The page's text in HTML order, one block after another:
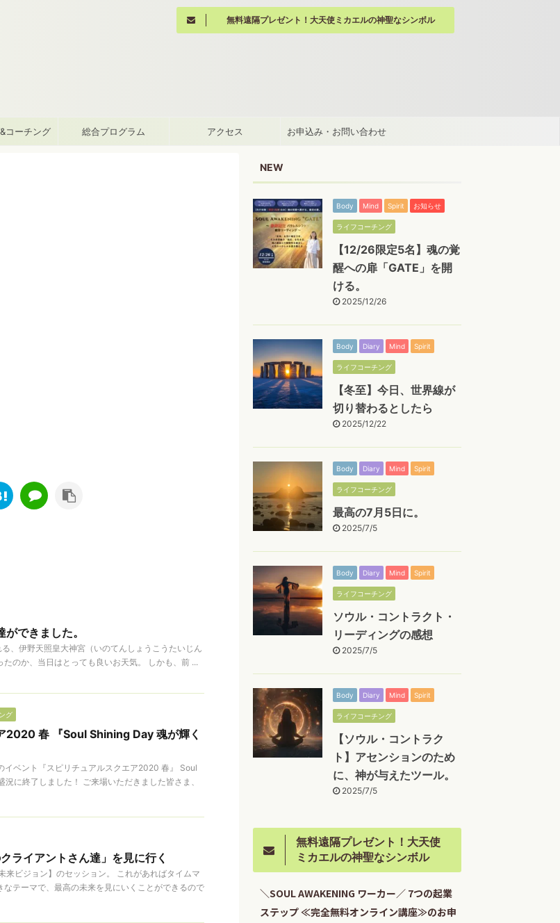
無料遠隔プレゼント！大天使ミカエルの神聖なシンボル
コーチング 総合プログラム アクセス お申込み・お問い合わせ
できました。
、伊野天照皇大神宮（いのてんしょうこうたいじん
のか、当日はとっても良いお天気。 しかも、前 ...
グ
2020 春 『Soul Shining Day 魂が輝く
ベント『スピリチュアルスクエア2020 春』 Soul
に終了しました！ ご来場いただきました皆さま、
ライアントさん達」を見に行く
来ビジョン】のセッション。 これがあればタイムマ
テーマで、最高の未来を見にいくことができるので
NEW
Body Mind Spirit お知らせ
ライフコーチング
【12/26限定5名】魂の覚
醒への扉「GATE」を開
ける。
2025/12/26
Body Diary Mind Spirit
ライフコーチング
【冬至】今日、世界線が
切り替わるとしたら
2025/12/22
Body Diary Mind Spirit
ライフコーチング
最高の7月5日に。
2025/7/5
Body Diary Mind Spirit
ライフコーチング
ソウル・コントラクト・
リーディングの感想
2025/7/5
Body Diary Mind Spirit
ライフコーチング
【ソウル・コントラク
ト】アセンションのため
に、神が与えたツール。
2025/7/5
無料遠隔プレゼント！大天使
ミカエルの神聖なシンボル
＼SOUL AWAKENING ワーカー／ 7つの起業
ステップ ≪完全無料オンライン講座≫のお申